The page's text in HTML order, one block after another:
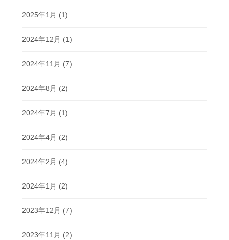
2025年1月 (1)
2024年12月 (1)
2024年11月 (7)
2024年8月 (2)
2024年7月 (1)
2024年4月 (2)
2024年2月 (4)
2024年1月 (2)
2023年12月 (7)
2023年11月 (2)